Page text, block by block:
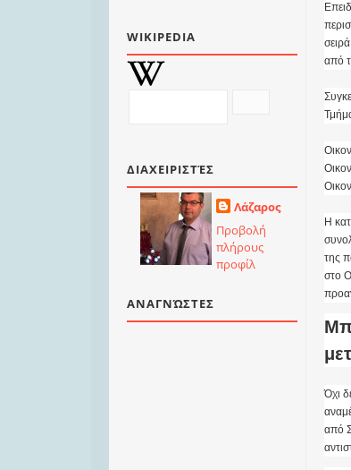
WIKIPEDIA
ΔΙΑΧΕΙΡΙΣΤΈΣ
Λάζαρος
Προβολή
πλήρους
προφίλ
ΑΝΑΓΝΏΣΤΕΣ
από
Η
της
στο
Όχι
από